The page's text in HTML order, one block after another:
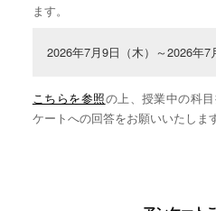
ます。
2026年7月9日（木）～2026年7
こちらを参照の上、授業中の科
ケートへの回答をお願いいたします